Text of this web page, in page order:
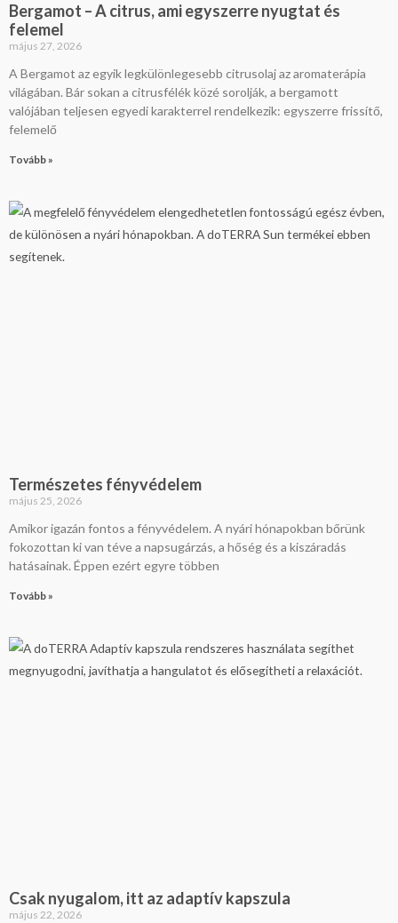
Bergamot – A citrus, ami egyszerre nyugtat és
felemel
május 27, 2026
A Bergamot az egyik legkülönlegesebb citrusolaj az aromaterápia
világában. Bár sokan a citrusfélék közé sorolják, a bergamott
valójában teljesen egyedi karakterrel rendelkezik: egyszerre frissítő,
felemelő
Tovább »
Természetes fényvédelem
május 25, 2026
Amikor igazán fontos a fényvédelem. A nyári hónapokban bőrünk
fokozottan ki van téve a napsugárzás, a hőség és a kiszáradás
hatásainak. Éppen ezért egyre többen
Tovább »
Csak nyugalom, itt az adaptív kapszula
május 22, 2026